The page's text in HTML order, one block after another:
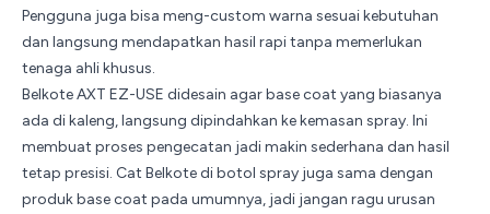
Pengguna juga bisa meng-custom warna sesuai kebutuhan
dan langsung mendapatkan hasil rapi tanpa memerlukan
tenaga ahli khusus.
BelkoteAXT EZ-USE didesain agar base coat yang biasanya
ada di kaleng, langsung dipindahkan ke kemasan spray. Ini
membuat proses pengecatan jadi makin sederhana dan hasil
tetap presisi. Cat Belkote di botol spray juga sama dengan
produk base coat pada umumnya, jadi jangan ragu urusan